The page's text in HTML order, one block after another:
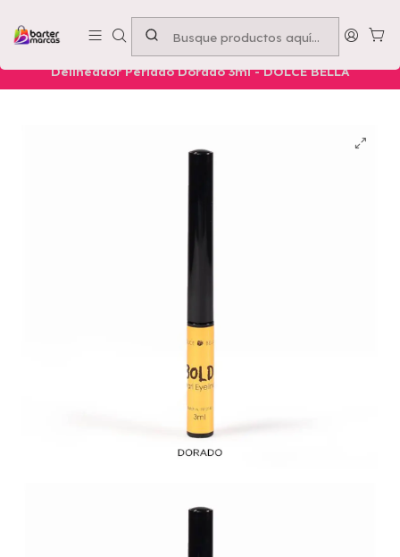
Emprende con nosotros -Compra mínima $50.000
Nuestros Productos Belleza Ojos
Delineador Perlado Dorado 3ml - DOLCE BELLA